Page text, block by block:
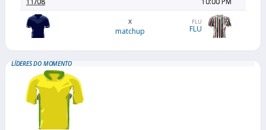
x
matchup
FLU
FLU
LÍDERES DO MOMENTO